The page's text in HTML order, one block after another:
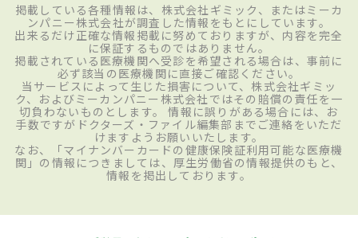
掲載している各種情報は、株式会社ギミック、またはミーカ
ンパニー株式会社が調査した情報をもとにしています。
出来るだけ正確な情報掲載に努めておりますが、内容を完全
に保証するものではありません。
掲載されている医療機関へ受診を希望される場合は、事前に
必ず該当の医療機関に直接ご確認ください。
当サービスによって生じた損害について、株式会社ギミッ
ク、およびミーカンパニー株式会社ではその賠償の責任を一
切負わないものとします。 情報に誤りがある場合には、お
手数ですがドクターズ・ファイル編集部までご連絡をいただ
けますようお願いいたします。
なお、「マイナンバーカードの健康保険証利用可能な医療機
関」の情報につきましては、厚生労働省の情報提供のもと、
情報を掲出しております。